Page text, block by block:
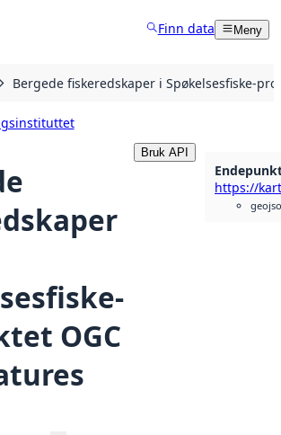
Finn data Meny
Bergede fiskeredskaper i Spøkelsesfiske-
OGC
Bruk API